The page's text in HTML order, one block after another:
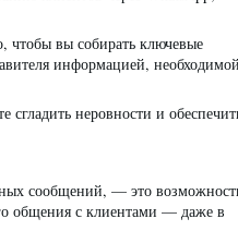
чтобы вы собирать ключевые
информацией,
неровности и
сообщений, — это
общения с клиентами — даже в